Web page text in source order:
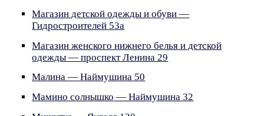
Магазин детской одежды и обуви —
Гидростроителей 53а
Магазин женского нижнего белья и детской
одежды — проспект Ленина 29
Малина — Наймушина 50
Мамино солнышко — Наймушина 32